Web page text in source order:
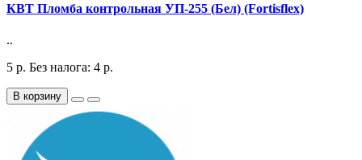
КВТ Пломба контрольная УП-255 (Бел) (Fortisflex)
..
5 р. Без налога: 4 р.
В корзину